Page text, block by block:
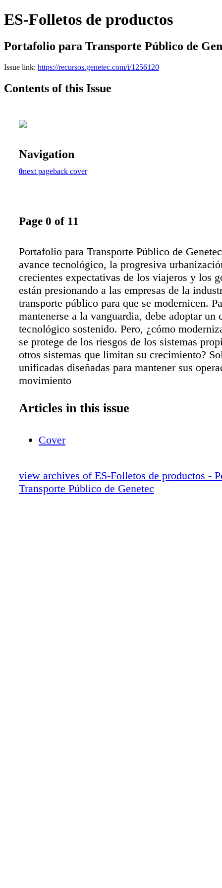
ES-Folletos de productos
Portafolio para Transporte Público de
Issue link: https://recursos.genetec.com/i/1256120
Contents of this Issue
Navigation
0next pageback cover
Page 0 of 11
Portafolio para Transporte Público de
avance tecnológico, la progresiva
crecientes expectativas de los viajeros y los
están presionando a las empresas de la
transporte público para que se modernicen.
mantenerse a la vanguardia, debe adoptar un
tecnológico sostenido. Pero, ¿cómo
se protege de los riesgos de los sistemas
otros sistemas que limitan su crecimiento?
unificadas diseñadas para mantener sus
movimiento
Articles in this issue
Cover
view archives of ES-Folletos de productos -
Transporte Público de Genetec